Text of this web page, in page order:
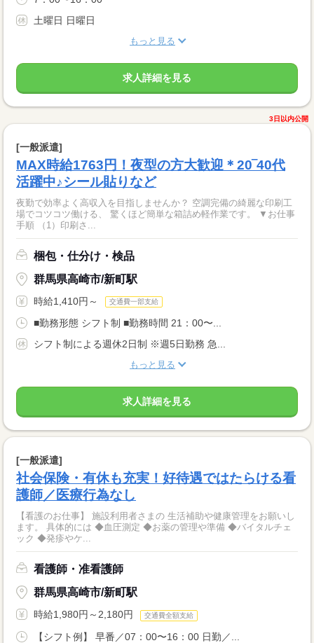
土曜日 日曜日
もっと見る
求人詳細を見る
3日以内公開
[一般派遣]
MAX時給1763円！夜型の方大歓迎＊20‾40代
活躍中♪シール貼りなど
夜勤で効率よく高収入を目指しませんか？ 空調完備の綺麗な印刷工
場でコツコツ働ける、 驚くほど簡単な箱詰め軽作業です。 ▼お仕事
手順 （1）印刷さ...
梱包・仕分け・検品
群馬県高崎市/新町駅
時給1,410円～ 交通費一部支給
■勤務形態 シフト制 ■勤務時間 21：00〜...
シフト制による週休2日制 ※週5日勤務 急...
もっと見る
求人詳細を見る
[一般派遣]
社会保険・有休も充実！好待遇ではたらける看
護師／医療行為なし
【看護のお仕事】 施設利用者さまの 生活補助や健康管理をお願いし
ます。 具体的には ◆血圧測定 ◆お薬の管理や準備 ◆バイタルチェ
ック ◆発疹やケ...
看護師・准看護師
群馬県高崎市/新町駅
時給1,980円～2,180円 交通費全額支給
【シフト例】 早番／07：00〜16：00 日勤／...